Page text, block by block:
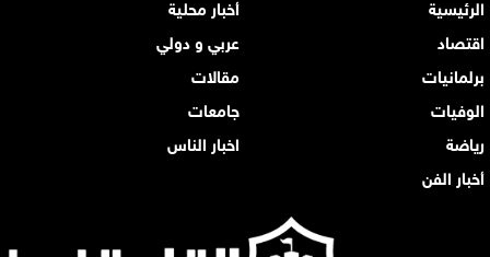
الرئيسية
أخبار محلية
اقتصاد
عربي و دولي
برلمانيات
مقالات
الوفيات
جامعات
رياضة
اخبار الناس
أخبار الفن